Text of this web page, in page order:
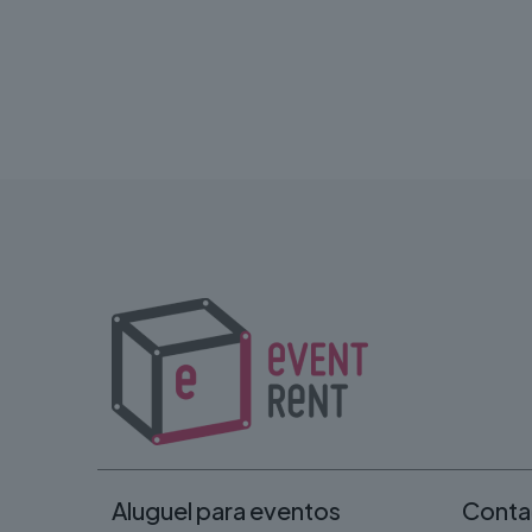
Aluguel para eventos